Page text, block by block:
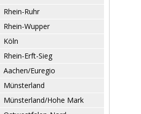
Rhein-Ruhr
Rhein-Wupper
Köln
Rhein-Erft-Sieg
Aachen/Euregio
Münsterland
Münsterland/Hohe Mark